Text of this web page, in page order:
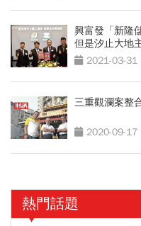
興富發「新隆
但是汐止大地
2021-03-31
三重觀瀾案整
2020-09-17
熱門話題